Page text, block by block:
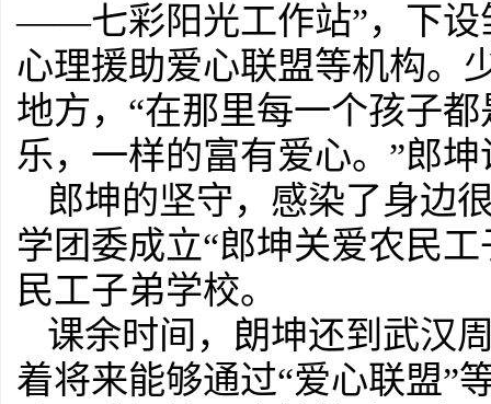
——七彩阳光工作站”，下设
心理援助爱心联盟等机构。
地方，“在那里每一个孩子
乐，一样的富有爱心。”郎坤
郎坤的坚守，感染了身边
学团委成立“郎坤关爱农民
民工子弟学校。
课余时间，朗坤还到武汉
着将来能够通过“爱心联盟”